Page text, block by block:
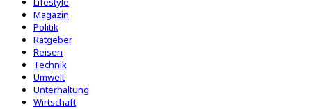
Magazin
Politik
Ratgeber
Reisen
Technik
Umwelt
Unterhaltung
Wirtschaft